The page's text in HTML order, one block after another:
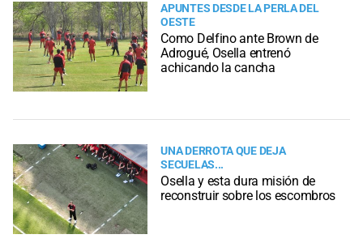
APUNTES DESDE LA PERLA DEL
OESTE
Como Delfino ante Brown de
Adrogué, Osella entrenó
achicando la cancha
UNA DERROTA QUE DEJA
SECUELAS...
Osella y esta dura misión de
reconstruir sobre los escombros